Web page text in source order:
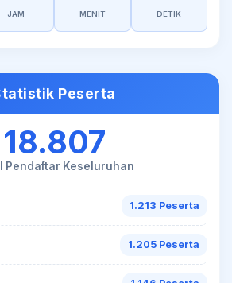
JAM MENIT DETIK
Peserta
18.807
Pendaftar Keseluruhan
1.213 Peserta
1.205 Peserta